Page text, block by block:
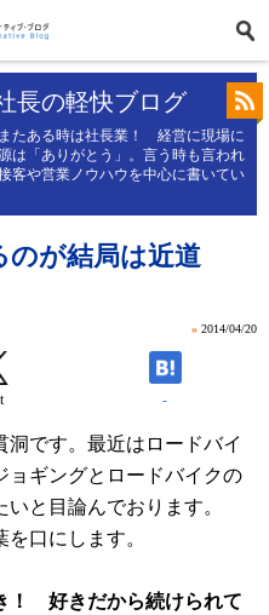
長の軽快ブログ
たある時は社長業！ 経営に現場に
は「ありがとう」。言う時も言われ
や営業ノウハウを中心に書いてい
のが結局は近道
» 2014/04/20
-
です。最近はロードバイ
ョギングとロードバイクの
と目論んでおります。
口にします。
！ 好きだから続けられて